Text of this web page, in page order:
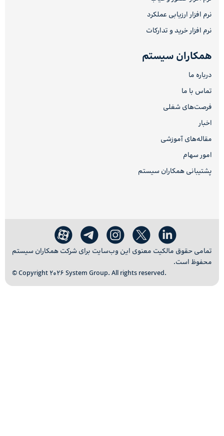
نرم افزار ارزیابی عملکرد
نرم افزار خرید و تدارکات
همکاران سیستم
درباره ما
تماس با ما
فرصت‌های شغلی
اخبار
مقاله‌های آموزشی
امور سهام
پشتیبانی همکاران سیستم
تمامی حقوق مالکیت معنوی این وب‌سایت برای شرکت همکاران سیستم
محفوظ است.
© Copyright 2026 System Group. All rights reserved.